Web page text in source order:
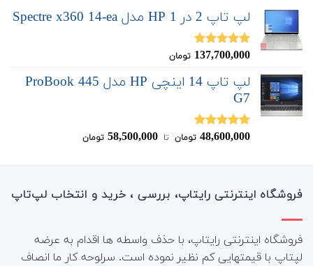
لپ تاپ 2 در 1 HP مدل Spectre x360 14-ea
نمره5.00
137,700,000 تومان
لپ تاپ 14 اینچی HP مدل ProBook 445
G7
نمره5.00
48,600,000 تومان ‌ تا ‌ 58,500,000 تومان
فروشگاه اینترنتی رایتاپ، بررسی ، خرید و انتخاب لپ‌تاپ
فروشگاه اینترنتی رایتاپ، با حذف واسطه ها اقدام به عرضه
لپتاپ با قیمتهایی کم نظیر نموده است. سرلوحه کار ما انصاف